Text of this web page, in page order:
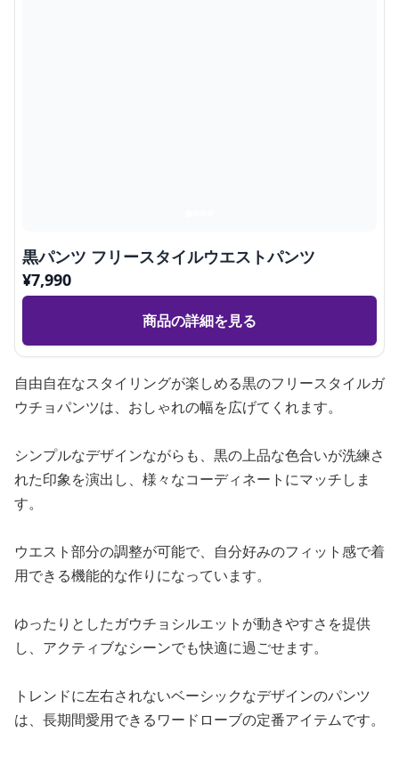
黒パンツ フリースタイルウエストパンツ
¥7,990
商品の詳細を見る
自由自在なスタイリングが楽しめる黒のフリースタイルガ
ウチョパンツは、おしゃれの幅を広げてくれます。
シンプルなデザインながらも、黒の上品な色合いが洗練さ
れた印象を演出し、様々なコーディネートにマッチしま
す。
ウエスト部分の調整が可能で、自分好みのフィット感で着
用できる機能的な作りになっています。
ゆったりとしたガウチョシルエットが動きやすさを提供
し、アクティブなシーンでも快適に過ごせます。
トレンドに左右されないベーシックなデザインのパンツ
は、長期間愛用できるワードローブの定番アイテムです。